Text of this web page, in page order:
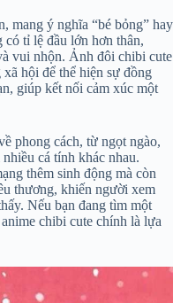
mang ý nghĩa “bé bỏng” hay
có tỉ lệ đầu lớn hơn thân,
vui nhộn. Ảnh đôi chibi cute
hội để thể hiện sự đồng
giúp kết nối cảm xúc một
phong cách, từ ngọt ngào,
cá tính khác nhau.
thêm sinh động mà còn
thương, khiến người xem
Nếu bạn đang tìm một
chibi cute chính là lựa